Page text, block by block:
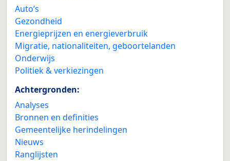
Auto’s
Gezondheid
Energieprijzen en energieverbruik
Migratie, nationaliteiten, geboortelanden
Onderwijs
Politiek & verkiezingen
Achtergronden:
Analyses
Bronnen en definities
Gemeentelijke herindelingen
Nieuws
Ranglijsten